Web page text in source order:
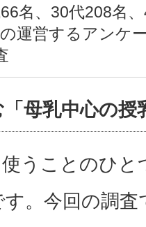
名、30代208名
運営するアンケ
母乳中心の
うことのひ
。今回の調